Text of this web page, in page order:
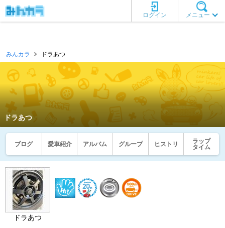
メニュー
ログイン
みんカラ ドラあつ
ドラあつ
ブログ 愛車紹介 アルバム グループ ヒストリ
ラップ
タイム
ドラあつ